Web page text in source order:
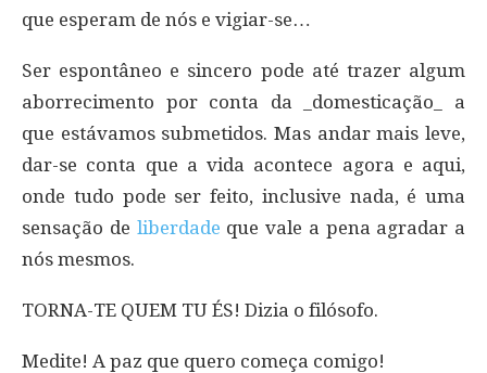
que esperam de nós e vigiar-se…
Ser espontâneo e sincero pode até trazer algum
aborrecimento por conta da _domesticação_ a
que estávamos submetidos. Mas andar mais leve,
dar-se conta que a vida acontece agora e aqui,
onde tudo pode ser feito, inclusive nada, é uma
sensação de liberdade que vale a pena agradar a
nós mesmos.
TORNA-TE QUEM TU ÉS! Dizia o filósofo.
Medite! A paz que quero começa comigo!